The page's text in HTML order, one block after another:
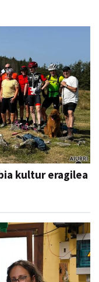
kultur eragilea